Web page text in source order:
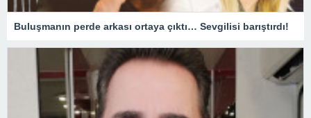
Buluşmanın perde arkası ortaya çıktı… Sevgilisi barıştırdı!